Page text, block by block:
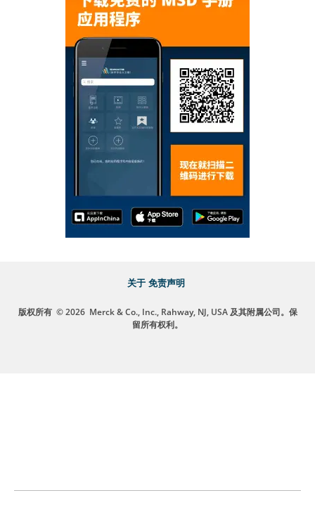
关于 免责声明
版权所有 © 2026 Merck & Co., Inc., Rahway, NJ, USA 及其附属公司。保
留所有权利。